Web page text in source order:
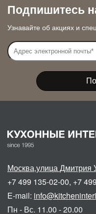
Подпишитесь
Узнавайте об акциях и
Москва,улица Дмитрия
+7 499 135-02-00, +7
E-mail:
Пн - Вс. 11.00 - 20.00